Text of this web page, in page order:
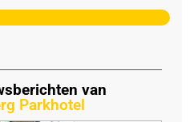
van
Parkhotel